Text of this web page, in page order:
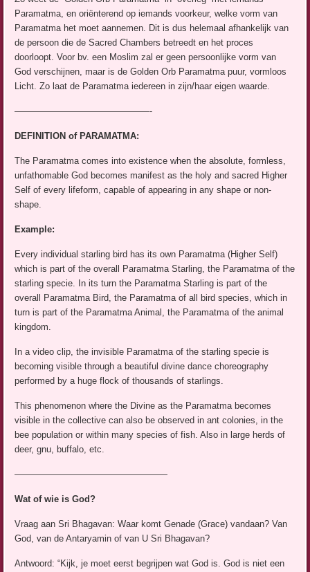
Paramatma, en oriënterend op iemands voorkeur, welke vorm van
Paramatma het moet aannemen. Dit is dus helemaal afhankelijk van
de persoon die de Sacred Chambers betreedt en het proces
doorloopt. Voor bv. een Moslim zal er geen persoonlijke vorm van
God verschijnen, maar is de Golden Orb Paramatma puur, vormloos
Licht. Zo laat de Paramatma iedereen in zijn/haar eigen waarde.
———————————————-
DEFINITION of PARAMATMA:
The Paramatma comes into existence when the absolute, formless,
unfathomable God becomes manifest as the holy and sacred Higher
Self of every lifeform, capable of appearing in any shape or non-
shape.
Example:
Every individual starling bird has its own Paramatma (Higher Self)
which is part of the overall Paramatma Starling, the Paramatma of the
starling specie. In its turn the Paramatma Starling is part of the
overall Paramatma Bird, the Paramatma of all bird species, which in
turn is part of the Paramatma Animal, the Paramatma of the animal
kingdom.
In a video clip, the invisible Paramatma of the starling specie is
becoming visible through a beautiful divine dance choreography
performed by a huge flock of thousands of starlings.
This phenomenon where the Divine as the Paramatma becomes
visible in the collective can also be observed in ant colonies, in the
bee population or within many species of fish. Also in large herds of
deer, gnu, buffalo, etc.
—————————————————
Wat of wie is God?
Vraag aan Sri Bhagavan: Waar komt Genade (Grace) vandaan? Van
God, van de Antaryamin of van U Sri Bhagavan?
Antwoord: “Kijk, je moet eerst begrijpen wat God is. God is niet een